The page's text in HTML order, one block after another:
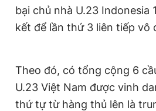
bại chủ nhà U.23 Indonesia
kết để lần thứ 3 liên tiếp vô
Theo đó, có tổng cộng 6
U.23 Việt Nam được vinh
thứ tự từ hàng thủ lên là